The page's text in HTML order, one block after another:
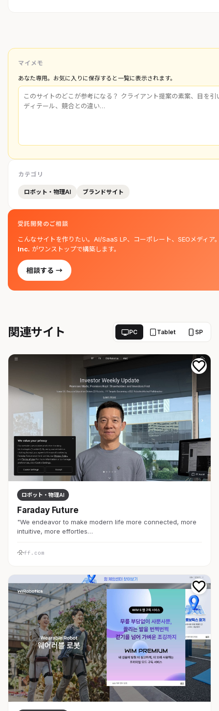
マイメモ
あなた専用。お気に入りに保存すると一覧に表示されます。
カテゴリ
ロボット・物理AI ブランドサイト
受託開発のご相談
こんなサイトを作りたい。AI/SaaS LP、コーポレート、SEOメディア
Inc. がワンストップで構築します。
相談する →
関連サイト PC Tablet SP
ロボット・物理AI
Faraday Future
"We endeavor to make modern life more connected, more
intuitive, more effortles…
ff.com